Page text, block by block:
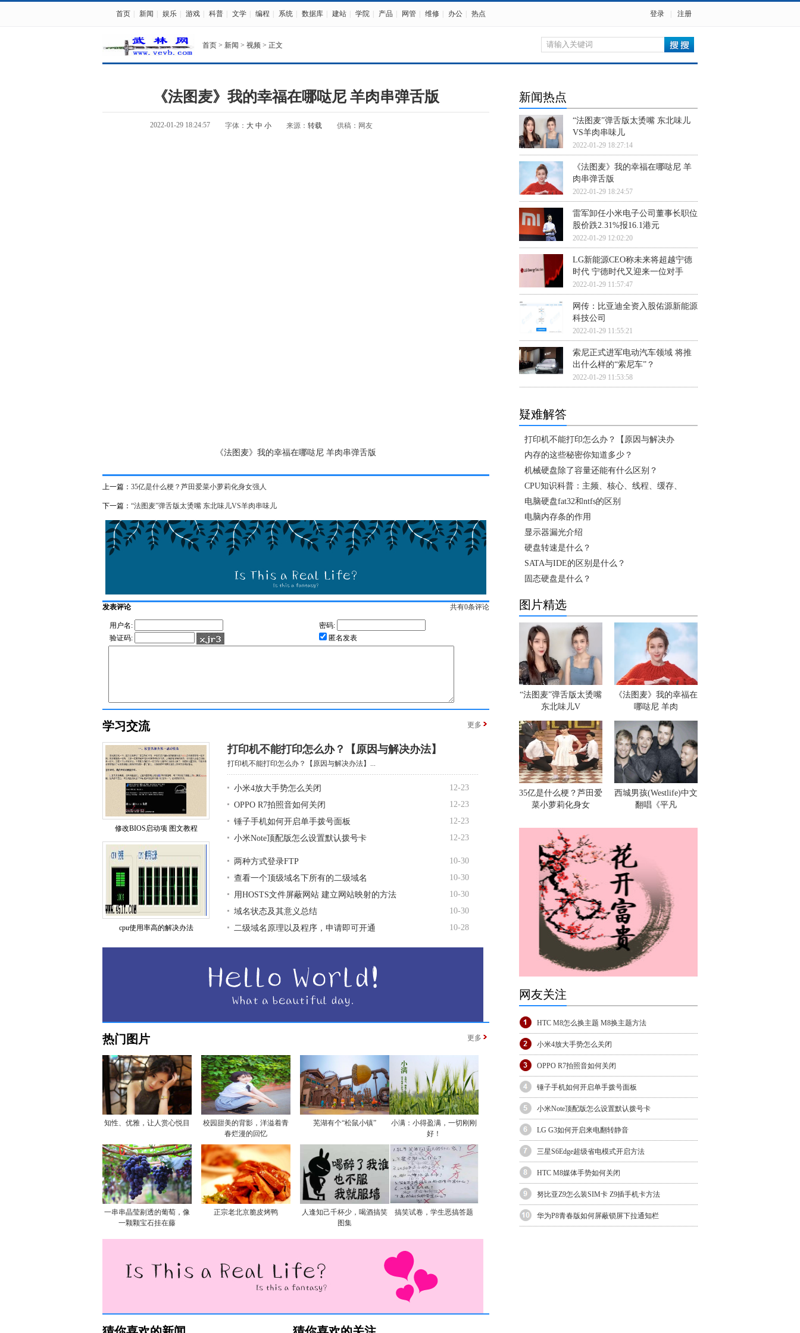
首页 新闻 娱乐 游戏 科普 文学 编程 系统 数据库 建站 学院 产品 网管 维修 办公 热点 登录 注册
首页 > 新闻 > 视频 > 正文
《法图麦》我的幸福在哪哒尼 羊肉串弹舌版
2022-01-29 18:24:57 字体： 大 中 小 来源： 转载 供稿：网友
《法图麦》我的幸福在哪哒尼 羊肉串弹舌版
上一篇： 35亿是什么梗？芦田爱菜小萝莉化身女强人
下一篇： “法图麦”弹舌版太烫嘴 东北味儿VS羊肉串味儿
发表评论 共有0条评论
用户名:
密码:
验证码:
匿名发表
学习交流 更多
修改BIOS启动项 图文教程
cpu使用率高的解决办法
打印机不能打印怎么办？【原因与解决办法】
打印机不能打印怎么办？【原因与解决办法】...
小米4放大手势怎么关闭
12-23
OPPO R7拍照音如何关闭
12-23
锤子手机如何开启单手拨号面板
12-23
小米Note顶配版怎么设置默认拨号卡
12-23
两种方式登录FTP
10-30
查看一个顶级域名下所有的二级域名
10-30
用HOSTS文件屏蔽网站 建立网站映射的方法
10-30
域名状态及其意义总结
10-30
二级域名原理以及程序，申请即可开通
10-28
热门图片 更多
知性、优雅，让人赏心悦目
校园甜美的背影，洋溢着青
春烂漫的回忆
芜湖有个“松鼠小镇”
小满：小得盈满，一切刚刚
好！
一串串晶莹剔透的葡萄，像
一颗颗宝石挂在藤
正宗老北京脆皮烤鸭
人逢知己千杯少，喝酒搞笑
图集
搞笑试卷，学生恶搞答题
新闻热点
“法图麦”弹舌版太烫嘴 东北味儿
VS羊肉串味儿
2022-01-29 18:27:14
《法图麦》我的幸福在哪哒尼 羊
肉串弹舌版
2022-01-29 18:24:57
雷军卸任小米电子公司董事长职位
股价跌2.31%报16.1港元
2022-01-29 12:02:20
LG新能源CEO称未来将超越宁德
时代 宁德时代又迎来一位对手
2022-01-29 11:57:47
网传：比亚迪全资入股佑源新能源
科技公司
2022-01-29 11:55:21
索尼正式进军电动汽车领域 将推
出什么样的“索尼车”？
2022-01-29 11:53:58
疑难解答
打印机不能打印怎么办？【原因与解决办
内存的这些秘密你知道多少？
机械硬盘除了容量还能有什么区别？
CPU知识科普：主频、核心、线程、缓存、
电脑硬盘fat32和ntfs的区别
电脑内存条的作用
显示器漏光介绍
硬盘转速是什么？
SATA与IDE的区别是什么？
固态硬盘是什么？
图片精选
“法图麦”弹舌版太烫嘴
东北味儿V
《法图麦》我的幸福在
哪哒尼 羊肉
35亿是什么梗？芦田爱
菜小萝莉化身女
西城男孩(Westlife)中文
翻唱《平凡
网友关注
HTC M8怎么换主题 M8换主题方法
小米4放大手势怎么关闭
OPPO R7拍照音如何关闭
锤子手机如何开启单手拨号面板
小米Note顶配版怎么设置默认拨号卡
LG G3如何开启来电翻转静音
三星S6Edge超级省电模式开启方法
HTC M8媒体手势如何关闭
努比亚Z9怎么装SIM卡 Z9插手机卡方法
华为P8青春版如何屏蔽锁屏下拉通知栏